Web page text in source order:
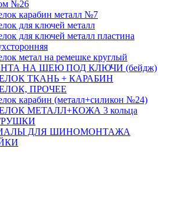
№26
карабин металл №7
для ключей металл
для ключей металл пластина
метал на ремешке круглый
НА ШЕЮ ПОД КЛЮЧИ (бейдж)
ТКАНЬ + КАРАБИН
ПРОЧЕЕ
карабин (металл+силикон №24)
МЕТАЛЛ+КОЖА 3 кольца
ДЛЯ ШИНОМОНТАЖА